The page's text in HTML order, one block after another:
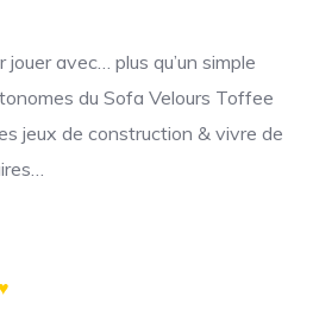
jouer avec… plusqu’un simple
du Sofa Velours Toffee
jeux de construction & vivre de